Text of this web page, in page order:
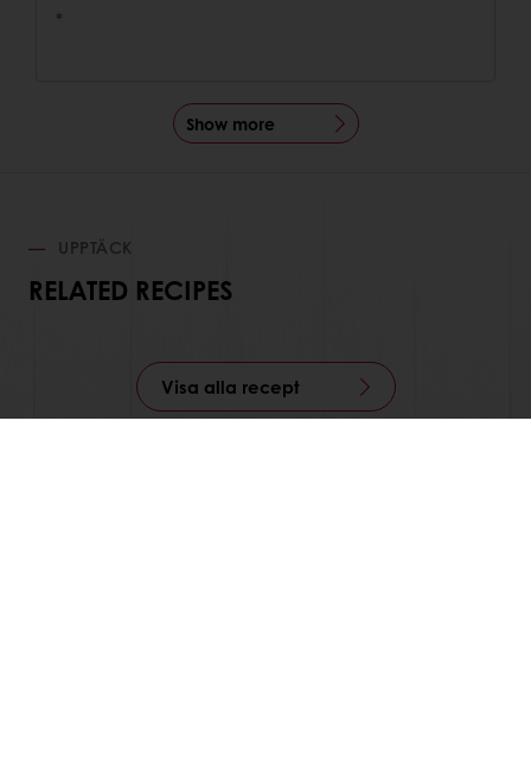
*
Show more
UPPTÄCK
RELATED RECIPES
Visa alla recept